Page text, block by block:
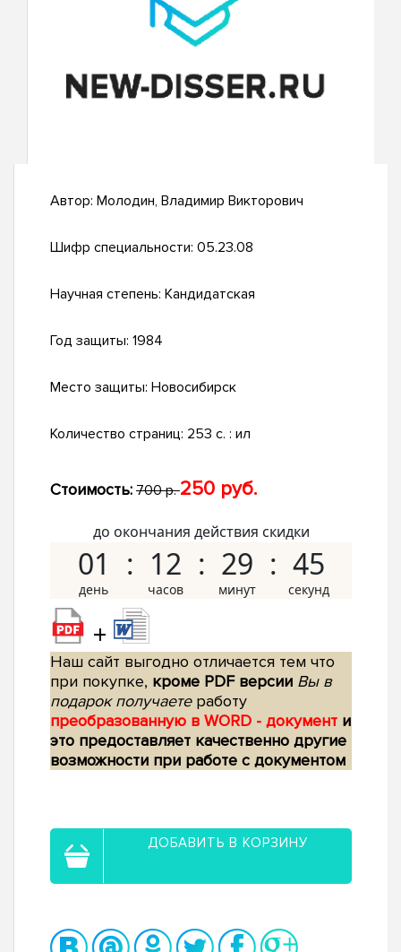
Автор: Молодин, Владимир Викторович
Шифр специальности: 05.23.08
Научная степень: Кандидатская
Год защиты: 1984
Место защиты: Новосибирск
Количество страниц: 253 c. : ил
Стоимость: 700 р.250 руб.
до окончания действия скидки
01 12 29 44
+
Наш сайт выгодно отличается тем что
при покупке, кроме PDF версии Вы в
подарок получаетеработу
преобразованную в WORD - документ и
это предоставляет качественно другие
возможности при работе с документом
ДОБАВИТЬ В КОРЗИНУ